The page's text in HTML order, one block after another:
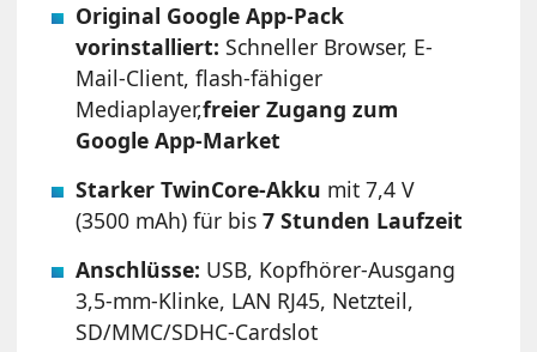
Original Google App-Pack
vorinstalliert: Schneller Browser, E-
Mail-Client, flash-fähiger
Mediaplayer,freier Zugang zum
Google App-Market
Starker TwinCore-Akku mit 7,4 V
(3500 mAh) für bis7 Stunden Laufzeit
Anschlüsse: USB, Kopfhörer-Ausgang
3,5-mm-Klinke, LAN RJ45, Netzteil,
SD/MMC/SDHC-Cardslot